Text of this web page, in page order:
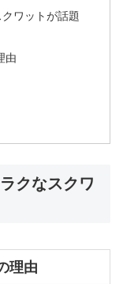
ワットが話題
由
クなスクワ
理由